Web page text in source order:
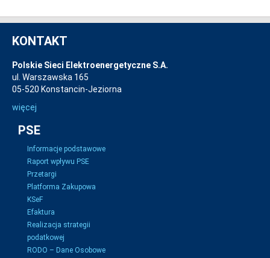
KONTAKT
Polskie Sieci Elektroenergetyczne S.A.
ul. Warszawska 165
05-520 Konstancin-Jeziorna
więcej
PSE
Informacje podstawowe
Raport wpływu PSE
Przetargi
Platforma Zakupowa
KSeF
Efaktura
Realizacja strategii
podatkowej
RODO – Dane Osobowe